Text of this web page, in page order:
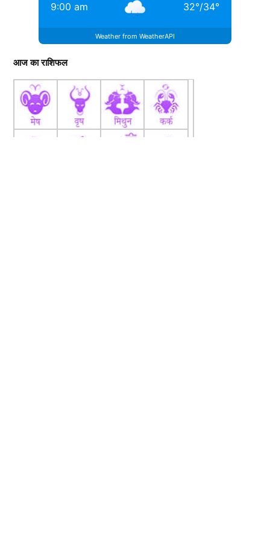
YASH SHARMA
Hindi Content Writer
मेरा नाम यश शर्मा है। मूलतः मैं राजस्थान के झालावाड़ जिले के भवानीमंडी
क़स्बे...More by Yash Sharma
9:00 am 32°/34°
Weather from WeatherAPI
आज का राशिफल